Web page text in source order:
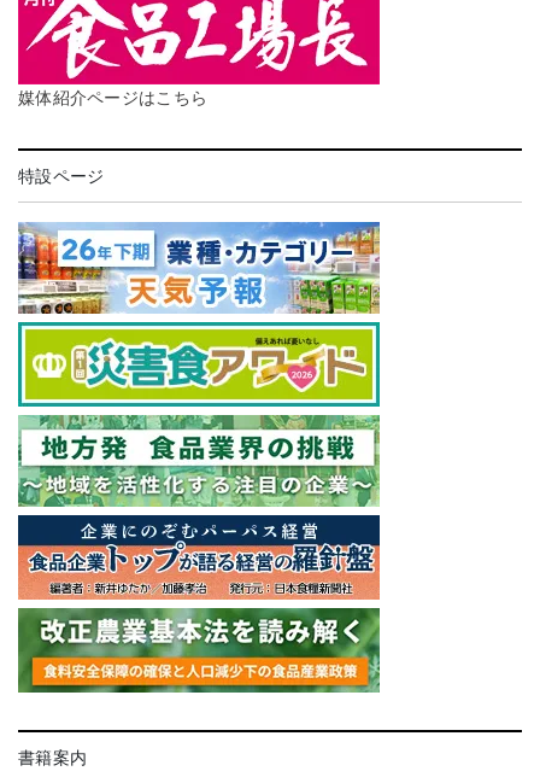
媒体紹介ページはこちら
特設ページ
書籍案内